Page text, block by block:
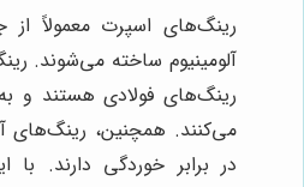
رینگ‌های اسپرت معمولاً از
آلومینیوم ساخته می‌شوند.
رینگ‌های فولادی هستند و
می‌کنند. همچنین، رینگ‌های
در برابر خوردگی دارند.